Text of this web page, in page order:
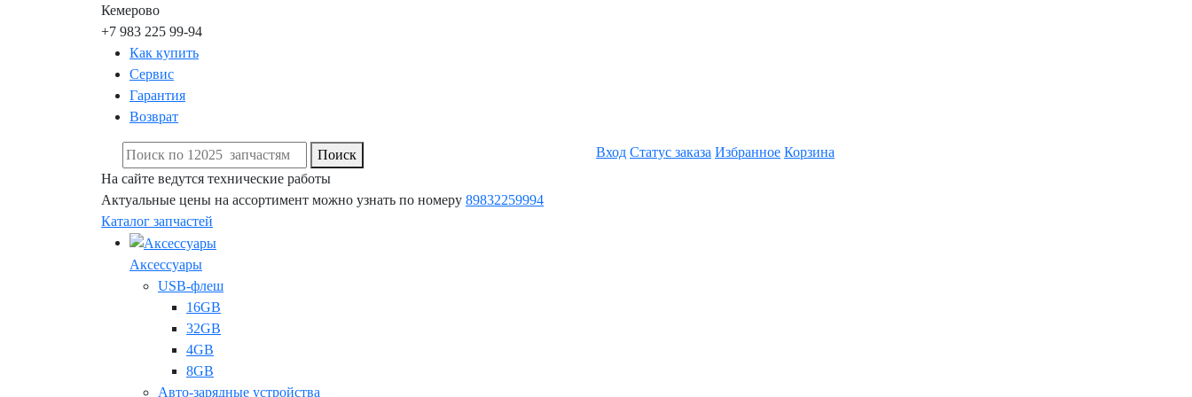
Кемерово
+7 983 225 99-94
Как купить
Сервис
Гарантия
Возврат
Поиск Вход Статус заказа Избранное Корзина
На сайте ведутся технические работы
Актуальные цены на ассортимент можно узнать по номеру 89832259994
Каталог запчастей
Аксессуары
USB-флеш
16GB
32GB
4GB
8GB
Авто-зарядные устройства